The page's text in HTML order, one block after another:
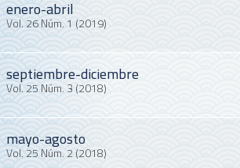
enero-abril
Vol. 26 Núm. 1 (2019)
septiembre-diciembre
Vol. 25 Núm. 3 (2018)
mayo-agosto
Vol. 25 Núm. 2 (2018)